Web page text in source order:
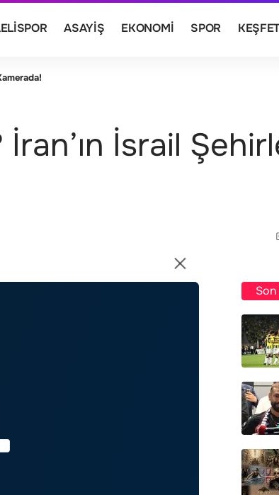
ASAYIŞ EKONOMI SPOR
İran’ın İsrail